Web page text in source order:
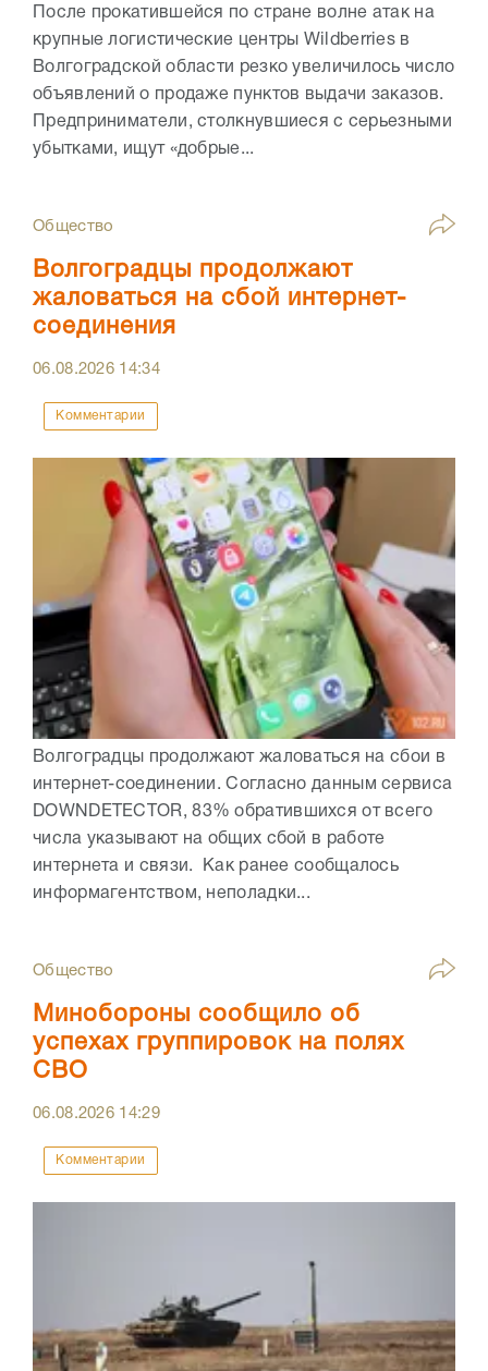
После прокатившейся по стране волне атак на
крупные логистические центры Wildberries в
Волгоградской области резко увеличилось число
объявлений о продаже пунктов выдачи заказов.
Предприниматели, столкнувшиеся с серьезными
убытками, ищут «добрые...
Общество
Волгоградцы продолжают
жаловаться на сбой интернет-
соединения
06.08.2026 14:34
Комментарии
Волгоградцы продолжают жаловаться на сбои в
интернет-соединении. Согласно данным сервиса
DOWNDETECTOR, 83% обратившихся от всего
числа указывают на общих сбой в работе
интернета и связи. Как ранее сообщалось
информагентством, неполадки...
Общество
Минобороны сообщило об
успехах группировок на полях
СВО
06.08.2026 14:29
Комментарии